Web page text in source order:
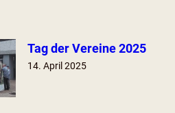
Tag der Vereine 2025
14. April 2025